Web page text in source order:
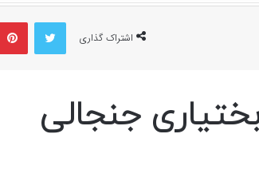
اشتراک گذاری
توییتر
جنجالی